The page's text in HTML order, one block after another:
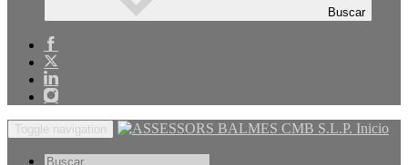
Buscar
Toggle navigation Inicio